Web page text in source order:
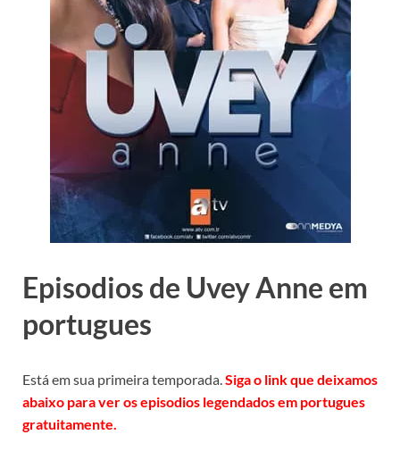
Episodios de Uvey Anne em
portugues
Está em sua primeira temporada. Siga o link que deixamos
abaixo para ver os episodios legendados em portugues
gratuitamente.